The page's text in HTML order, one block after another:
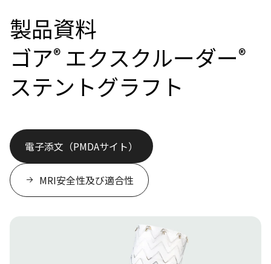
製品資料
ゴア® エクスクルーダー®
ステントグラフト
電子添文（PMDAサイト）
MRI安全性及び適合性
Image